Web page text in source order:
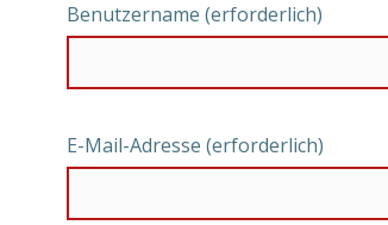
Benutzername (erforderlich)
E-Mail-Adresse (erforderlich)